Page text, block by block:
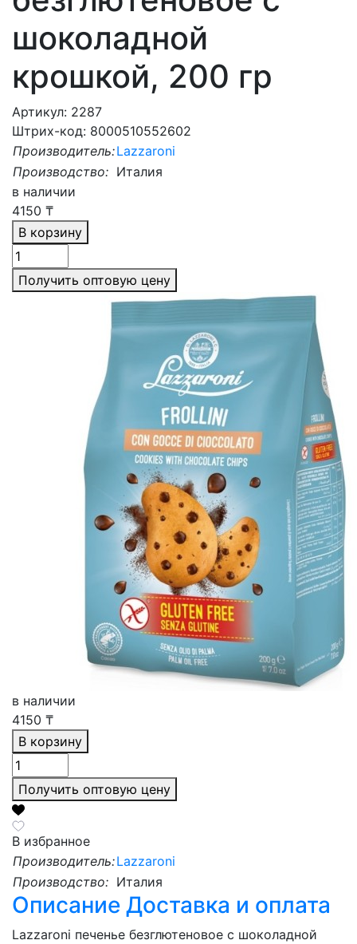
шоколадной
крошкой, 200 гр
Артикул: 2287
Штрих-код: 8000510552602
Производитель:Lazzaroni
Производство: Италия
в наличии
4150 ₸
В корзину
Получить оптовую цену
в наличии
4150 ₸
В корзину
Получить оптовую цену
В избранное
Производитель:Lazzaroni
Производство: Италия
Описание Доставка и оплата
Lazzaroni печенье безглютеновое с шоколадной